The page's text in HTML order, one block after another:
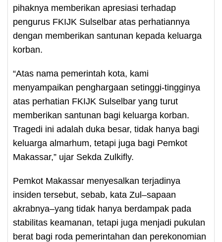
pihaknya memberikan apresiasi terhadap
pengurus FKIJK Sulselbar atas perhatiannya
dengan memberikan santunan kepada keluarga
korban.
“Atas nama pemerintah kota, kami
menyampaikan penghargaan setinggi-tingginya
atas perhatian FKIJK Sulselbar yang turut
memberikan santunan bagi keluarga korban.
Tragedi ini adalah duka besar, tidak hanya bagi
keluarga almarhum, tetapi juga bagi Pemkot
Makassar,” ujar Sekda Zulkifly.
Pemkot Makassar menyesalkan terjadinya
insiden tersebut, sebab, kata Zul–sapaan
akrabnya–yang tidak hanya berdampak pada
stabilitas keamanan, tetapi juga menjadi pukulan
berat bagi roda pemerintahan dan perekonomian